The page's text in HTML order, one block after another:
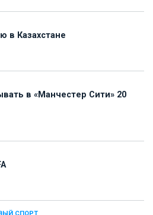
в Казахстане
в «Манчестер Сити» 20